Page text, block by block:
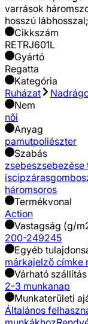
varrások
hosszú
Cikkszám
RETRJ601L
Gyártó
Regatta
Kategória
Ruházat
Nem
női
Anyag
pamutpoliészter
Szabás
zsebes
iscipzárasgombos
háromsoros
Termékvonal
Action
Vastagság (g/
200-249245
Egyéb
márkajelző címke
Várható szállítás
2-3 munkanap
Munkaterületi
Általános